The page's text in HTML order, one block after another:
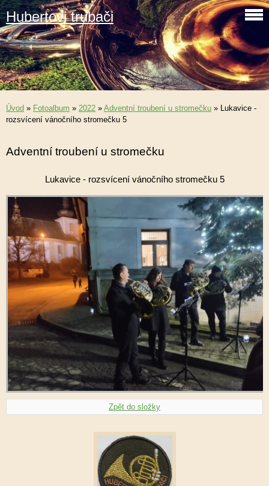
Hubertovi trubači
Úvod » Fotoalbum » 2022 » Adventní troubení u stromečku » Lukavice -
rozsvícení vánočního stromečku 5
Adventní troubení u stromečku
Lukavice - rozsvícení vánočního stromečku 5
Zpět do složky